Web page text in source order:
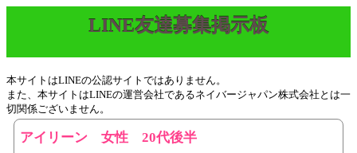
LINE友達募集掲示板
本サイトはLINEの公認サイトではありません。
また、本サイトはLINEの運営会社であるネイバージャパン株式会社とは一
切関係ございません。
アイリーン 女性 20代後半